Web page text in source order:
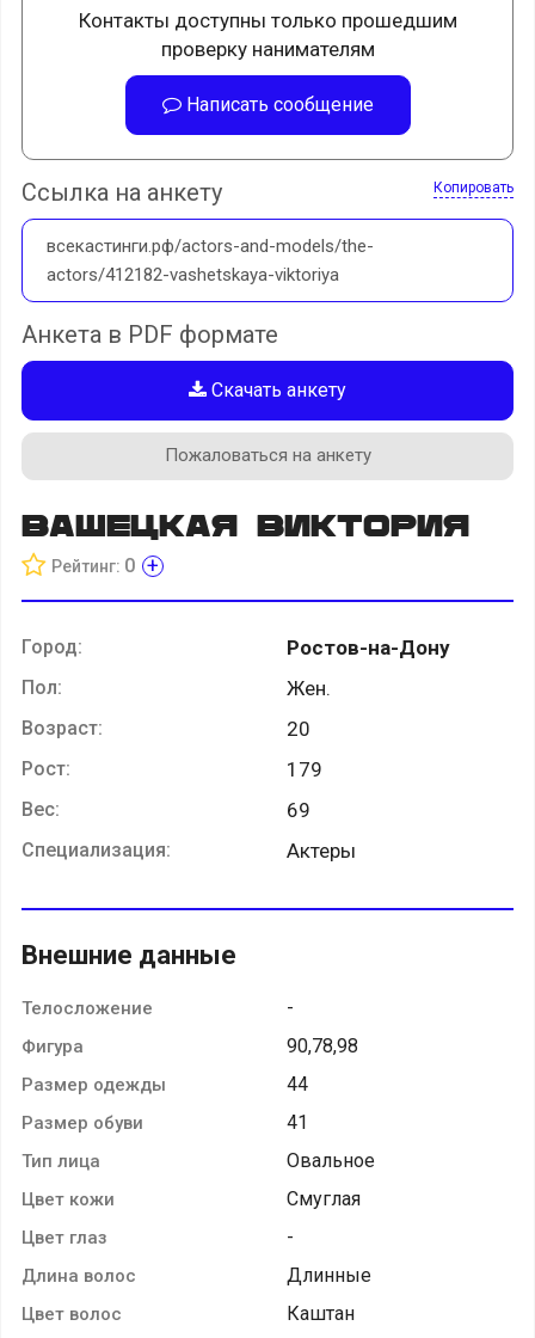
Контакты доступны только прошедшим
проверку нанимателям
Написать сообщение
Ссылка на анкету Копировать
всекастинги.рф/actors-and-models/the-
actors/412182-vashetskaya-viktoriya
Анкета в PDF формате
Скачать анкету
Пожаловаться на анкету
Вашецкая Виктория
Рейтинг: 0 +
Город: Ростов-на-Дону
Пол: Жен.
Возраст: 20
Рост: 179
Вес: 69
Специализация: Актеры
Внешние данные
Телосложение -
Фигура 90,78,98
Размер одежды 44
Размер обуви 41
Тип лица Овальное
Цвет кожи Смуглая
Цвет глаз -
Длина волос Длинные
Цвет волос Каштан